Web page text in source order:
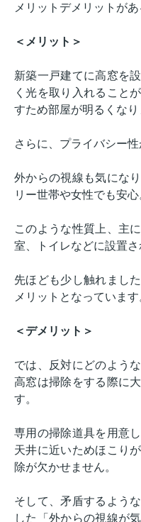
メリットデメリットが
＜メリット＞
新築一戸建てに高窓を
く光を取り入れること
すため部屋が明るくなり
さらに、プライバシー
外からの視線も気にな
リー世帯や女性でも安心
このような性質上、主
室、トイレなどに設置さ
先ほども少し触れまし
メリットとなっています
＜デメリット＞
では、反対にどのよう
高窓は掃除をする際に
す。
専用の掃除道具を用意
天井に近いためほこり
除が欠かせません。
そして、矛盾するよう
した「外からの視線が